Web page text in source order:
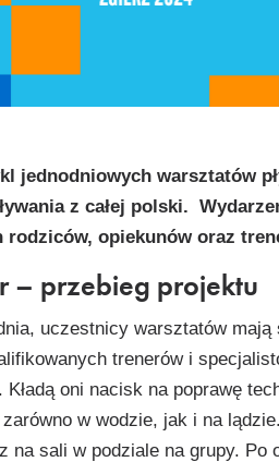
jednodniowych warsztatów
z całej polski.
rodziców, opiekunów oraz
– przebieg projektu
uczestnicy warsztatów
trenerów i
oni nacisk na poprawę
w wodzie, jak i na
na sali w podziale na grupy. Po